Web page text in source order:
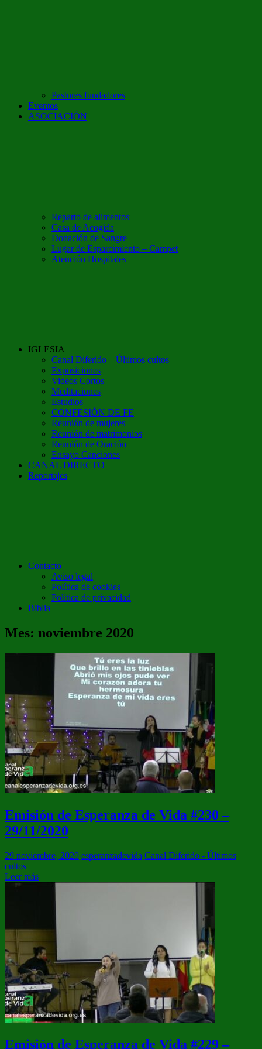
Pastores fundadores
Eventos
ASOCIACIÓN
Reparto de alimentos
Casa de Acogida
Donación de Sangre
Lugar de Esparcimiento – Campet
Atención Hospitales
IGLESIA
Canal Diferido – Últimos cultos
Exposiciones
Videos Cortos
Meditaciones
Estudios
CONFESIÓN DE FE
Reunión de mujeres
Reunión de matrimonios
Reunión de Oración
Ensayo Canciones
CANAL DIRECTO
Reportajes
Contacto
Aviso legal
Política de cookies
Política de privacidad
Biblia
Mes: noviembre 2020
Emisión de Esperanza de Vida #230 –
29/11/2020
29 noviembre, 2020 esperanzadevida Canal Diferido - Últimos
cultos
Leer más
Emisión de Esperanza de Vida #229 –